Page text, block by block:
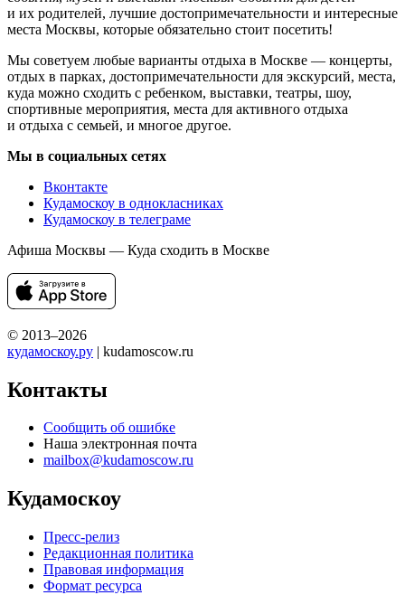
и их родителей, лучшие достопримечательности и интересные
места Москвы, которые обязательно стоит посетить!
Мы советуем любые варианты отдыха в Москве — концерты,
отдых в парках, достопримечательности для экскурсий, места,
куда можно сходить с ребенком, выставки, театры, шоу,
спортивные мероприятия, места для активного отдыха
и отдыха с семьей, и многое другое.
Мы в социальных сетях
Вконтакте
Кудамоскоу в однокласниках
Кудамоскоу в телеграме
Афиша Москвы — Куда сходить в Москве
© 2013–2026
кудамоскоу.ру | kudamoscow.ru
Контакты
Сообщить об ошибке
Наша электронная почта
mailbox@kudamoscow.ru
Кудамоскоу
Пресс-релиз
Редакционная политика
Правовая информация
Формат ресурса